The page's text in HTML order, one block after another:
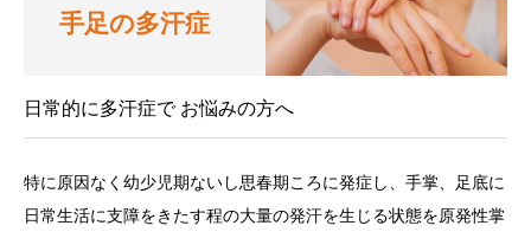
手足の多汗症
日常的に多汗症で お悩みの方へ
特に原因なく幼少児期ないし思春期ころに発症し、手掌、足底に
日常生活に支障をきたす程の大量の発汗を生じる状態を原発性掌